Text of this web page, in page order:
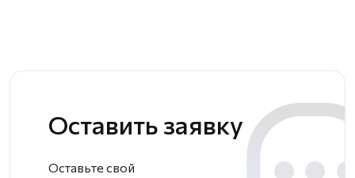
Оставить заявку
Оставьте свой